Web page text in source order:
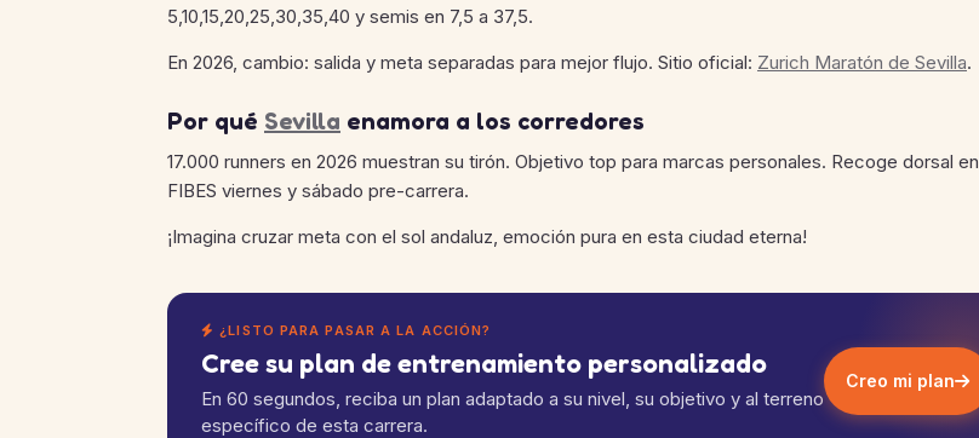
5,10,15,20,25,30,35,40 y semis en 7,5 a 37,5.
En 2026, cambio: salida y meta separadas para mejor flujo. Sitio oficial: Zurich Maratón de Sevilla.
Por qué Sevilla enamora a los corredores
17.000 runners en 2026 muestran su tirón. Objetivo top para marcas personales. Recoge dorsal en
FIBES viernes y sábado pre-carrera.
¡Imagina cruzar meta con el sol andaluz, emoción pura en esta ciudad eterna!
¿LISTO PARA PASAR A LA ACCIÓN?
Cree su plan de entrenamiento personalizado
En 60 segundos, reciba un plan adaptado a su nivel, su objetivo y al terreno
específico de esta carrera.
Creo mi plan